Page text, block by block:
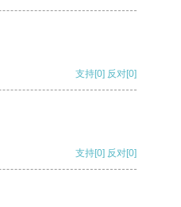
支持[0] 反对[0]
支持[0] 反对[0]